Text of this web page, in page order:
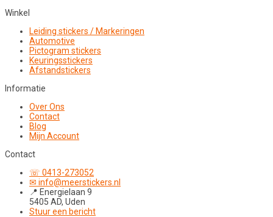
Winkel
Leiding stickers / Markeringen
Automotive
Pictogram stickers
Keuringsstickers
Afstandstickers
Informatie
Over Ons
Contact
Blog
Mijn Account
Contact
☏ 0413-273052
✉ info@meerstickers.nl
📍 Energielaan 9
5405 AD, Uden
Stuur een bericht